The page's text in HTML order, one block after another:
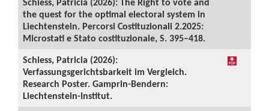
the quest for the optimal electoral system in
Liechtenstein. Percorsi Costituzionali 2.2025:
Microstati e Stato costituzionale, S. 395–418.
Schiess, Patricia (2026):
Verfassungsgerichtsbarkeit im Vergleich.
Research Poster. Gamprin-Bendern:
Liechtenstein-Institut.